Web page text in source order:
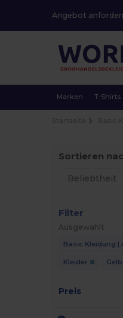
Angebot
Marken T-Shirts
Sortieren
Filter
Ausgewählt
Basic Kleidung |
Kleider Gelb
Preis